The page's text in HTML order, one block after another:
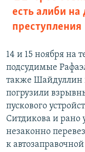
есть алиби
преступления
14 и 15 ноября на
подсудимые
также Шайдуллин
погрузили
пускового
Ситдикова и рано
незаконно
к